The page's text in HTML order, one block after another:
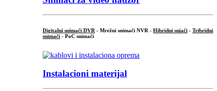
Digitalni snimači DVR - Mrežni snimači NVR - Hibridni sniači - Tribridni
snimači - PoC snimači
Instalacioni materijal